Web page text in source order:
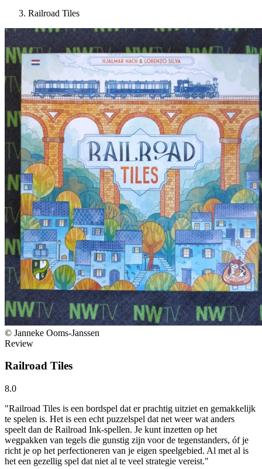
Railroad Tiles
© Janneke Ooms-Janssen
Review
Railroad Tiles
8.0
"Railroad Tiles is een bordspel dat er prachtig uitziet en gemakkelijk
te spelen is. Het is een echt puzzelspel dat net weer wat anders
speelt dan de Railroad Ink-spellen. Je kunt inzetten op het
wegpakken van tegels die gunstig zijn voor de tegenstanders, óf je
richt je op het perfectioneren van je eigen speelgebied. Al met al is
het een gezellig spel dat niet al te veel strategie vereist."